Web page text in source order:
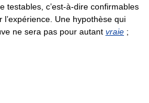
testables, c’est-à-dire confirmables
Une hypothèse qui
ne sera pas pour autant vraie ;